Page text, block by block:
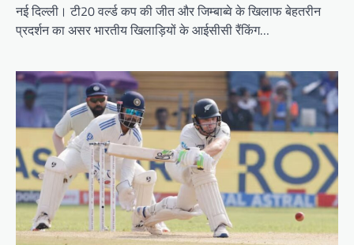
नई दिल्ली। टी20 वर्ल्ड कप की जीत और जिम्बाब्वे के खिलाफ बेहतरीन
प्रदर्शन का असर भारतीय खिलाड़ियों के आईसीसी रैंकिंग…